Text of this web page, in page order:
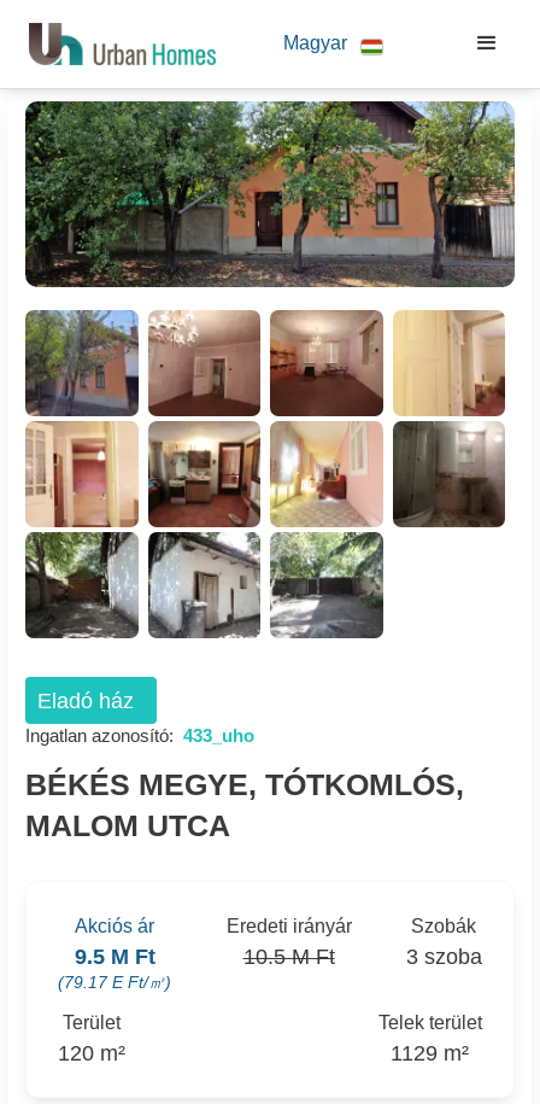
Magyar
Eladó ház
Ingatlan azonosító: 433_uho
BÉKÉS MEGYE, TÓTKOMLÓS,
MALOM UTCA
Akciós ár
9.5 M Ft
(79.17 E Ft/㎡)
Eredeti irányár
10.5 M Ft
Szobák
3 szoba
Terület
120 m²
Telek terület
1129 m²